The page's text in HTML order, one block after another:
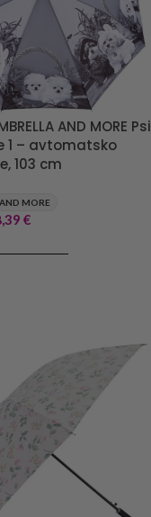
AND MORE Psi
1 – avtomatsko
103 cm
MORE
€